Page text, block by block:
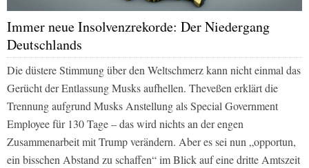
Immer neue Insolvenzrekorde: Der Niedergang
Deutschlands
Die düstere Stimmung über den Weltschmerz kann nicht einmal das
Gerücht der Entlassung Musks aufhellen. Theveßen erklärt die
Trennung aufgrund Musks Anstellung als Special Government
Employee für 130 Tage – das wird nichts an der engen
Zusammenarbeit mit Trump verändern. Aber es sei nun „opportun,
ein bisschen Abstand zu schaffen“ im Blick auf eine dritte Amtszeit